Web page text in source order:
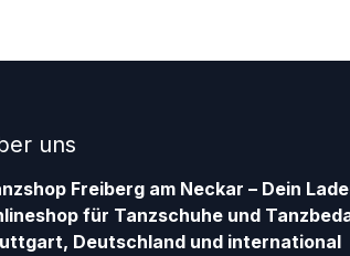
uns
Freiberg am Neckar – Dein
für Tanzschuhe und
Deutschland und international